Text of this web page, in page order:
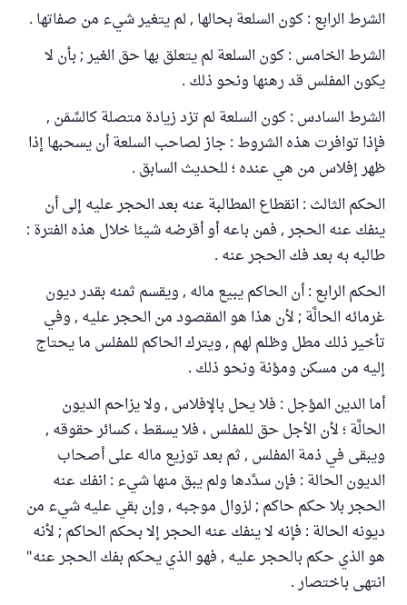
الشرط الرابع : كون السلعة بحالها , لم يتغير شيء من صفاتها .
الشرط الخامس : كون السلعة لم يتعلق بها حق الغير ; بأن لا
يكون المفلس قد رهنها ونحو ذلك .
الشرط السادس : كون السلعة لم تزد زيادة متصلة كالسِّمَن ,
فإذا توافرت هذه الشروط : جاز لصاحب السلعة أن يسحبها إذا
ظهر إفلاس من هي عنده ؛ للحديث السابق .
الحكم الثالث : انقطاع المطالبة عنه بعد الحجر عليه إلى أن
ينفك عنه الحجر , فمن باعه أو أقرضه شيئا خلال هذه الفترة :
طالبه به بعد فك الحجر عنه .
الحكم الرابع : أن الحاكم يبيع ماله , ويقسم ثمنه بقدر ديون
غرمائه الحالَّة ; لأن هذا هو المقصود من الحجر عليه , وفي
تأخير ذلك مطل وظلم لهم , ويترك الحاكم للمفلس ما يحتاج
إليه من مسكن ومؤنة ونحو ذلك .
أما الدين المؤجل : فلا يحل بالإفلاس , ولا يزاحم الديون
الحالَّة ؛ لأن الأجل حق للمفلس ، فلا يسقط ، كسائر حقوقه ,
ويبقى في ذمة المفلس , ثم بعد توزيع ماله على أصحاب
الديون الحالة : فإن سدَّدها ولم يبق منها شيء : انفك عنه
الحجر بلا حكم حاكم ; لزوال موجبه , وإن بقي عليه شيء من
ديونه الحالة : فإنه لا ينفك عنه الحجر إلا بحكم الحاكم ; لأنه
هو الذي حكم بالحجر عليه , فهو الذي يحكم بفك الحجر عنه"
انتهى باختصار .